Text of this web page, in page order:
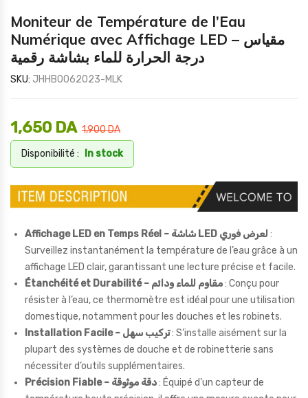
Moniteur de Température de l’Eau
Numérique avec Affichage LED – مقياس
درجة الحرارة للماء بشاشة رقمية
SKU: JHHB0062023-MLK
1,900DA
1,650 DA
Disponibilité : In stock
Affichage LED en Temps Réel – شاشة LED لعرض فوري :
Surveillez instantanément la température de l’eau grâce à un
affichage LED clair, garantissant une lecture précise et facile.
Étanchéité et Durabilité – مقاوم للماء ودائم: Conçu pour
résister à l’eau, ce thermomètre est idéal pour une utilisation
domestique, notamment pour les douches et les robinets.
Installation Facile – تركيب سهل: S’installe aisément sur la
plupart des systèmes de douche et de robinetterie sans
nécessiter d’outils supplémentaires.
Précision Fiable – دقة موثوقة: Équipé d’un capteur de